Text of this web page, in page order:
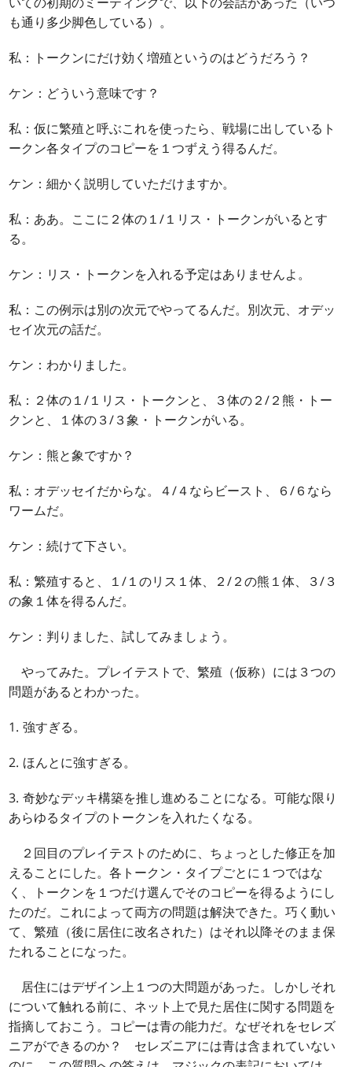
も通り多少脚色している）。
私：トークンにだけ効く増殖というのはどうだろう？
ケン：どういう意味です？
私：仮に繁殖と呼ぶこれを使ったら、戦場に出しているト
ークン各タイプのコピーを１つずえう得るんだ。
ケン：細かく説明していただけますか。
私：ああ。ここに２体の１/１リス・トークンがいるとす
る。
ケン：リス・トークンを入れる予定はありませんよ。
私：この例示は別の次元でやってるんだ。別次元、オデッ
セイ次元の話だ。
ケン：わかりました。
私：２体の１/１リス・トークンと、３体の２/２熊・トー
クンと、１体の３/３象・トークンがいる。
ケン：熊と象ですか？
私：オデッセイだからな。４/４ならビースト、６/６なら
ワームだ。
ケン：続けて下さい。
私：繁殖すると、１/１のリス１体、２/２の熊１体、３/３
の象１体を得るんだ。
ケン：判りました、試してみましょう。
やってみた。プレイテストで、繁殖（仮称）には３つの
問題があるとわかった。
1. 強すぎる。
2. ほんとに強すぎる。
3. 奇妙なデッキ構築を推し進めることになる。可能な限り
あらゆるタイプのトークンを入れたくなる。
２回目のプレイテストのために、ちょっとした修正を加
えることにした。各トークン・タイプごとに１つではな
く、トークンを１つだけ選んでそのコピーを得るようにし
たのだ。これによって両方の問題は解決できた。巧く動い
て、繁殖（後に居住に改名された）はそれ以降そのまま保
たれることになった。
居住にはデザイン上１つの大問題があった。しかしそれ
について触れる前に、ネット上で見た居住に関する問題を
指摘しておこう。コピーは青の能力だ。なぜそれをセレズ
ニアができるのか？ セレズニアには青は含まれていない